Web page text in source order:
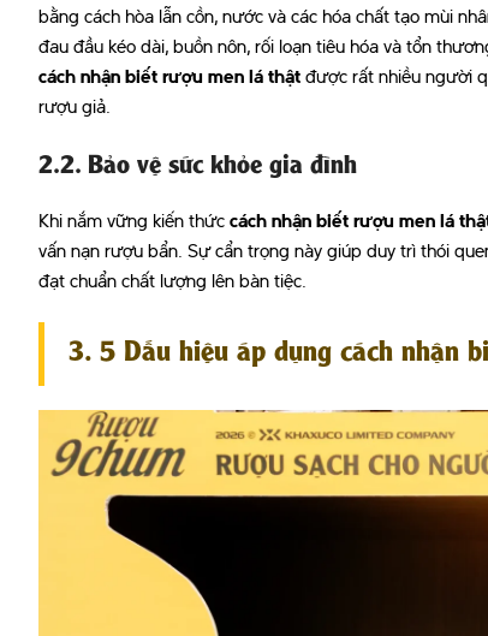
bằng cách hòa lẫn cồn, nước và các hóa chất tạo mùi
đau đầu kéo dài, buồn nôn, rối loạn tiêu hóa và tổn
cách nhận biết rượu men lá thật được rất nhiều người
rượu giả.
2.2. Bảo vệ sức khỏe gia đình
Khi nắm vững kiến thức cách nhận biết rượu men lá
vấn nạn rượu bẩn. Sự cẩn trọng này giúp duy trì thói
đạt chuẩn chất lượng lên bàn tiệc.
3. 5 Dấu hiệu áp dụng cách nhận